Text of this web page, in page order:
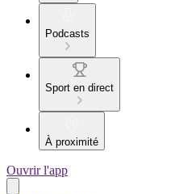
Podcasts
Sport en direct
À proximité
Ouvrir l'app